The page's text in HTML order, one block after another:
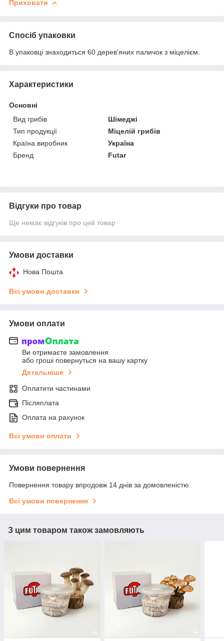
Приховати
Спосіб упаковки
В упаковці знаходиться 60 дерев'яних паличок з міцелієм.
Характеристики
Основні
Вид грибів
Шімеджі
Тип продукції
Міцелій грибів
Країна виробник
Україна
Бренд
Futar
Відгуки про товар
Ще немає відгуків про цей товар
Умови доставки
Нова Пошта
Всі умови доставки
Умови оплати
Ви отримаєте замовлення
або гроші повернуться на вашу картку
Детальніше
Оплатити частинами
Післяплата
Оплата на рахунок
Всі умови оплати
Умови повернення
Повернення товару впродовж 14 днів за домовленістю
Всі умови повернення
З цим товаром також замовляють